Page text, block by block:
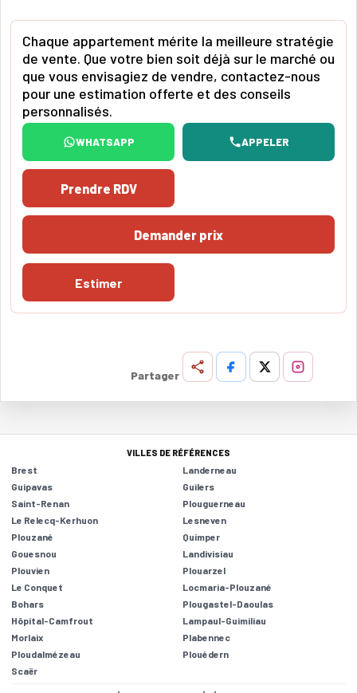
Chaque appartement mérite la meilleure stratégie
de vente. Que votre bien soit déjà sur le marché ou
que vous envisagiez de vendre, contactez-nous
pour une estimation offerte et des conseils
personnalisés.
WHATSAPP APPELER
Prendre RDV
Demander prix
Estimer
Partager
VILLES DE RÉFÉRENCES
Brest
Landerneau
Guipavas
Guilers
Saint-Renan
Plouguerneau
Le Relecq-Kerhuon
Lesneven
Plouzané
Quimper
Gouesnou
Landivisiau
Plouvien
Plouarzel
Le Conquet
Locmaria-Plouzané
Bohars
Plougastel-Daoulas
Hôpital-Camfrout
Lampaul-Guimiliau
Morlaix
Plabennec
Ploudalmézeau
Plouédern
Scaër